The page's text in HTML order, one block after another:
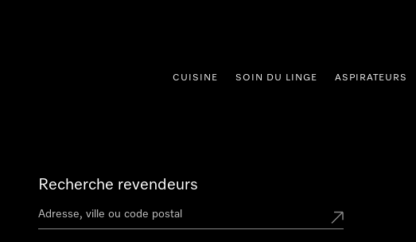
CUISINE SOIN DU LINGE ASPIRATEURS
Recherche revendeurs